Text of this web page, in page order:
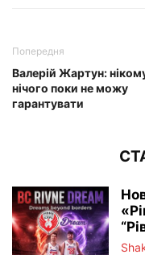
Попередня
Валерій Жартун:
нічого поки не можу
гарантувати